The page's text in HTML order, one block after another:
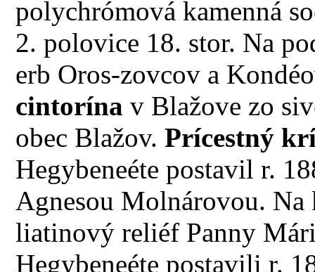
polychrómová kamenná
2. polovice 18. stor. Na
erb Oros-zovcov a
cintorína v Blažove zo
obec Blažov.Prícestný
Hegybeneéte postavil r.
Agnesou Molnárovou.
liatinový reliéf Panny
Hegybeneéte postavili r.